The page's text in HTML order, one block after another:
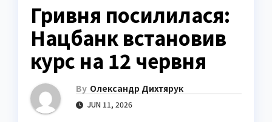
Гривня посилилася:
Нацбанк встановив
курс на 12 червня
By Олександр Дихтярук
JUN 11, 2026